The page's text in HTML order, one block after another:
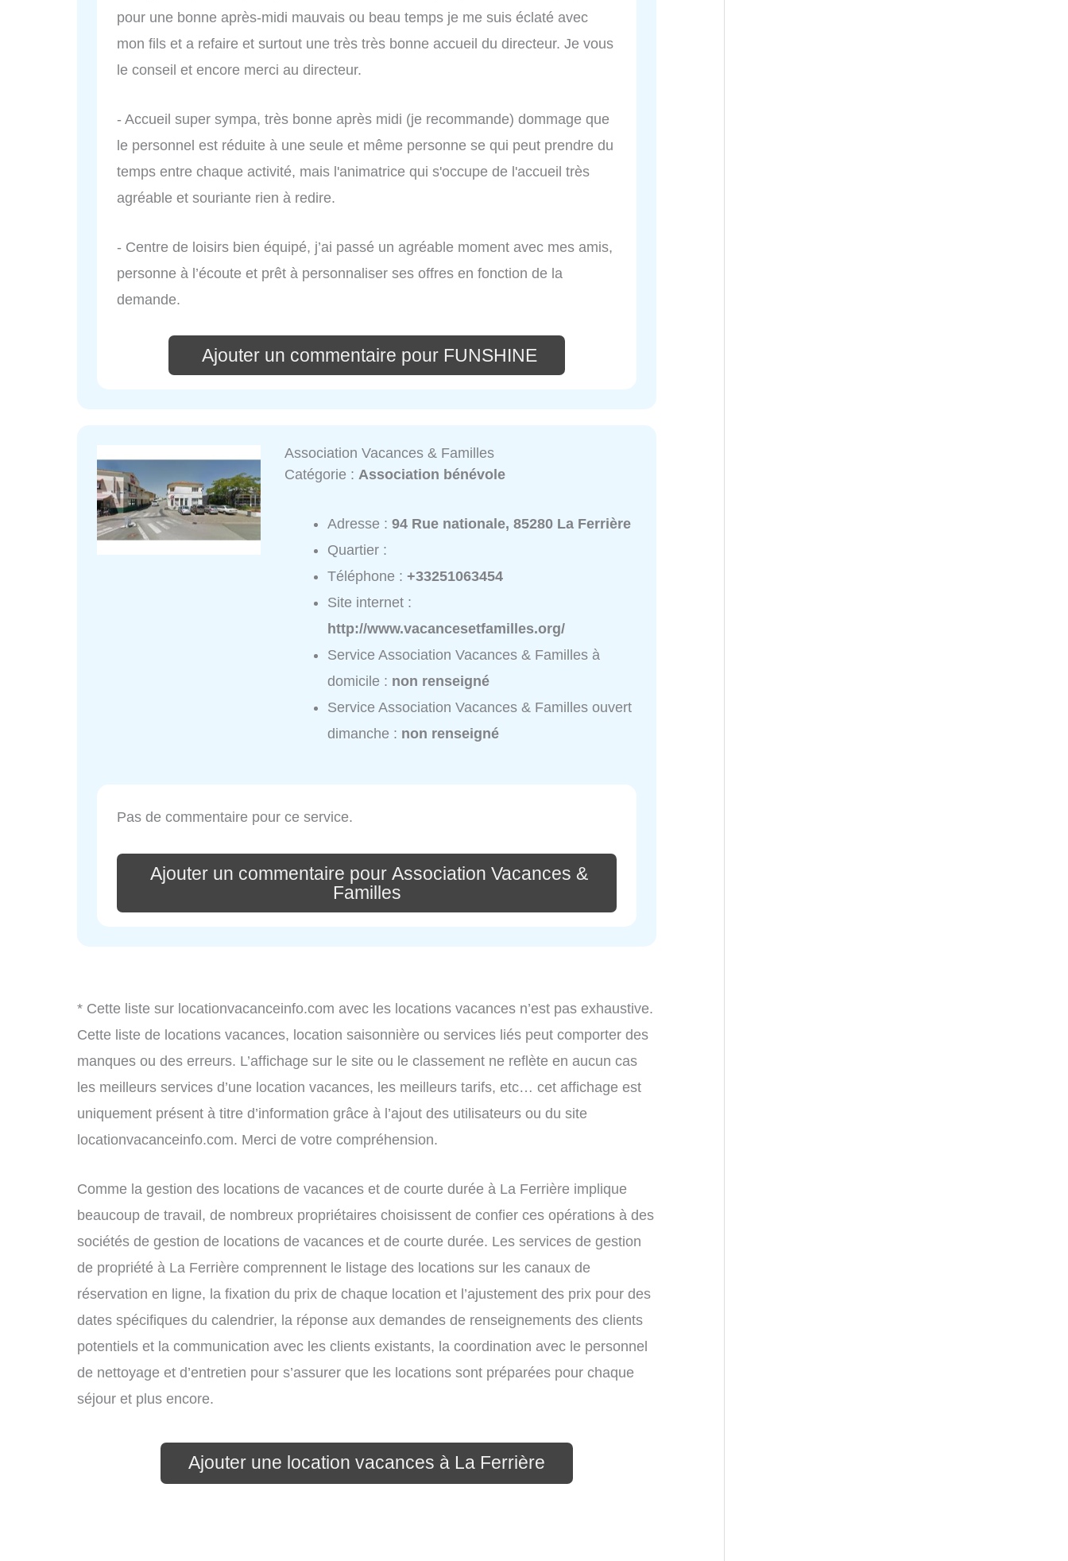
pour une bonne après-midi mauvais ou beau temps je me suis éclaté avec
mon fils et a refaire et surtout une très très bonne accueil du directeur. Je vous
le conseil et encore merci au directeur.
- Accueil super sympa, très bonne après midi (je recommande) dommage que
le personnel est réduite à une seule et même personne se qui peut prendre du
temps entre chaque activité, mais l'animatrice qui s'occupe de l'accueil très
agréable et souriante rien à redire.
- Centre de loisirs bien équipé, j’ai passé un agréable moment avec mes amis,
personne à l’écoute et prêt à personnaliser ses offres en fonction de la
demande.
Ajouter un commentaire pour FUNSHINE
Association Vacances & Familles
Catégorie :Association bénévole
Adresse :94 Rue nationale, 85280 La Ferrière
Quartier :
Téléphone :+33251063454
Site internet :
http://www.vacancesetfamilles.org/
Service Association Vacances & Familles à
domicile : non renseigné
Service Association Vacances & Familles ouvert
dimanche : non renseigné
Pas de commentaire pour ce service.
Ajouter un commentaire pour Association Vacances &
Familles
* Cette liste sur locationvacanceinfo.com avec les locations vacances n’est pas exhaustive.
Cette liste de locations vacances, location saisonnière ou services liés peut comporter des
manques ou des erreurs. L’affichage sur le site ou le classement ne reflète en aucun cas
les meilleurs services d’une location vacances, les meilleurs tarifs, etc… cet affichage est
uniquement présent à titre d’information grâce à l’ajout des utilisateurs ou du site
locationvacanceinfo.com. Merci de votre compréhension.
Comme la gestion des locations de vacances et de courte durée à La Ferrière implique
beaucoup de travail, de nombreux propriétaires choisissent de confier ces opérations à des
sociétés de gestion de locations de vacances et de courte durée. Les services de gestion
de propriété à La Ferrière comprennent le listage des locations sur les canaux de
réservation en ligne, la fixation du prix de chaque location et l’ajustement des prix pour des
dates spécifiques du calendrier, la réponse aux demandes de renseignements des clients
potentiels et la communication avec les clients existants, la coordination avec le personnel
de nettoyage et d’entretien pour s’assurer que les locations sont préparées pour chaque
séjour et plus encore.
Ajouter une location vacances à La Ferrière